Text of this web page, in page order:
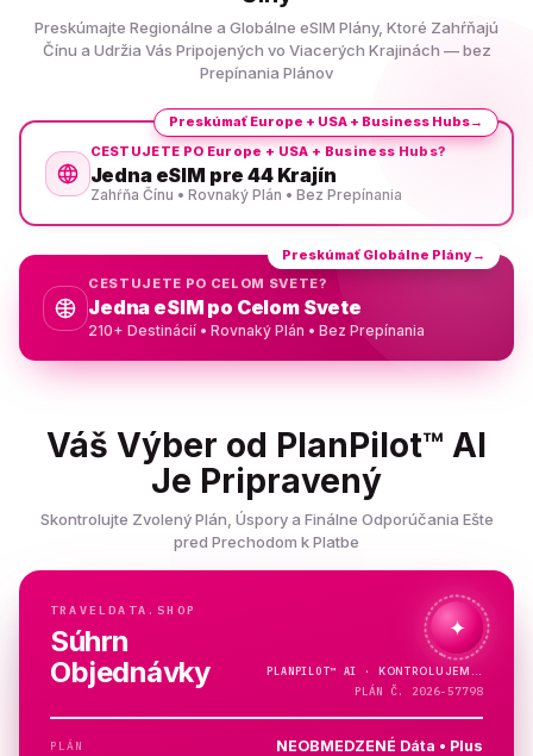
Preskúmajte Regionálne a Globálne eSIM Plány, Ktoré Zahŕňajú
Čínu a Udržia Vás Pripojených vo Viacerých Krajinách — bez
Prepínania Plánov
CESTUJETE PO Europe + USA + Business Hubs?
Jedna eSIM pre 44 Krajín
Zahŕňa Čínu • Rovnaký Plán • Bez Prepínania
Preskúmať Europe + USA + Business Hubs→
CESTUJETE PO CELOM SVETE?
Jedna eSIM po Celom Svete
210+ Destinácií • Rovnaký Plán • Bez Prepínania
Preskúmať Globálne Plány→
Váš Výber od PlanPilot™ AI
Je Pripravený
Skontrolujte Zvolený Plán, Úspory a Finálne Odporúčania Ešte
pred Prechodom k Platbe
TRAVELDATA.SHOP
Súhrn
Objednávky
✦
PLANPILOT™ AI · KONTROLUJEM…
PLÁN Č. 2026-57798
PLÁN NEOBMEDZENÉ Dáta • Plus